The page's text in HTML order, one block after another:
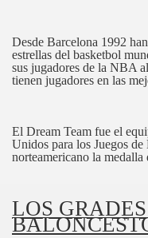
Desde Barcelona 1992
estrellas del basketbol
sus jugadores de la NBA
tienen jugadores en las
El Dream Team fue el
Unidos para los Juegos
norteamericano la medalla
LOS